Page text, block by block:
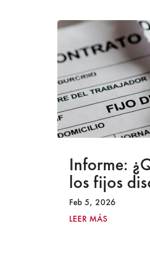
Informe:
los fijos
Feb 5, 2026
LEER MÁS